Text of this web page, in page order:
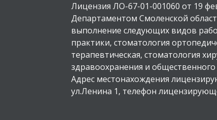
Лицензия ЛО-67-01-001060 от 19
Департаментом Смоленской
выполнение следующих видов
практики, стоматология
терапевтическая, стоматология
здравоохранения и
Адрес местонахождения
ул.Ленина 1, телефон